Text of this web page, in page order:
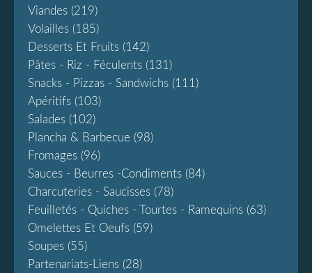
Viandes (219)
Volailles (185)
Desserts Et Fruits (142)
Pâtes - Riz - Féculents (131)
Snacks - Pizzas - Sandwichs (111)
Apéritifs (103)
Salades (102)
Plancha & Barbecue (98)
Fromages (96)
Sauces - Beurres -condiments (84)
Charcuteries - Saucisses (78)
Feuilletés - Quiches - Tourtes - Ramequins (63)
Omelettes Et Oeufs (59)
Soupes (55)
Partenariats-Liens (28)